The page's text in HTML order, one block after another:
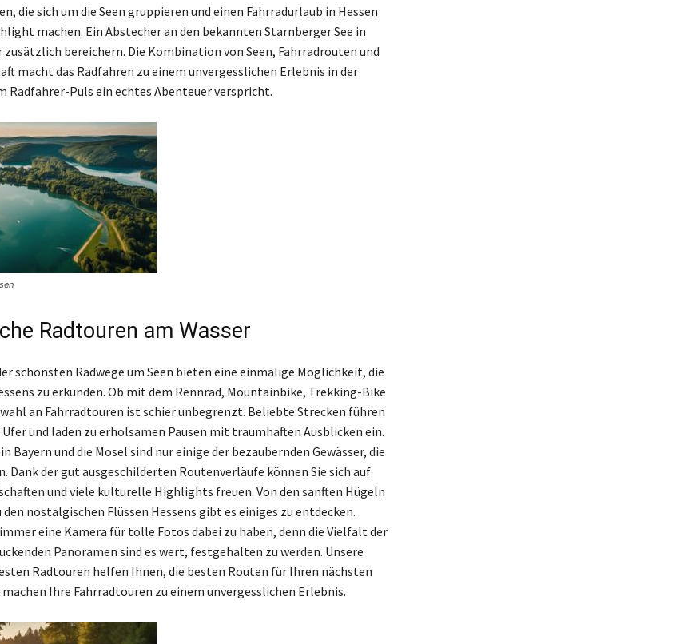
die sich um die Seen gruppieren und einen Fahrradurlaub in Hessen
machen. Ein Abstecher an den bekannten Starnberger See in
zusätzlich bereichern. Die Kombination von Seen, Fahrradrouten und
macht das Radfahren zu einem unvergesslichen Erlebnis in der
Radfahrer-Puls ein echtes Abenteuer verspricht.
Radtouren am Wasser
schönsten Radwege um Seen bieten eine einmalige Möglichkeit, die
zu erkunden. Ob mit dem Rennrad, Mountainbike, Trekking-Bike
an Fahrradtouren ist schier unbegrenzt. Beliebte Strecken führen
und laden zu erholsamen Pausen mit traumhaften Ausblicken ein.
Bayern und die Mosel sind nur einige der bezaubernden Gewässer, die
Dank der gut ausgeschilderten Routenverläufe können Sie sich auf
und viele kulturelle Highlights freuen. Von den sanften Hügeln
den nostalgischen Flüssen Hessens gibt es einiges zu entdecken.
eine Kamera für tolle Fotos dabei zu haben, denn die Vielfalt der
Panoramen sind es wert, festgehalten zu werden. Unsere
Radtouren helfen Ihnen, die besten Routen für Ihren nächsten
Ihre Fahrradtouren zu einem unvergesslichen Erlebnis.